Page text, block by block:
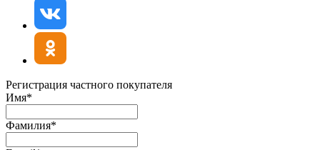
Регистрация частного покупателя
Имя*
Фамилия*